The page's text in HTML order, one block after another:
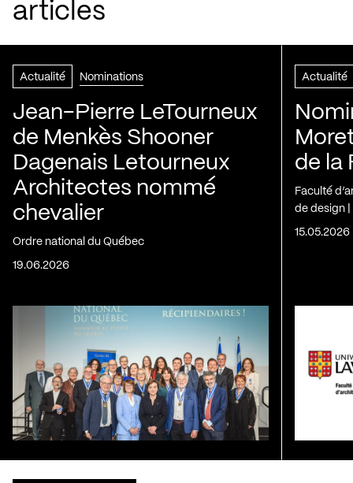
articles
Actualité Nominations
Jean-Pierre LeTourneux
de Menkès Shooner
Dagenais Letourneux
Architectes nommé
chevalier
Ordre national du Québec
19.06.2026
Actualité
de la
Faculté
de design
15.05.2026